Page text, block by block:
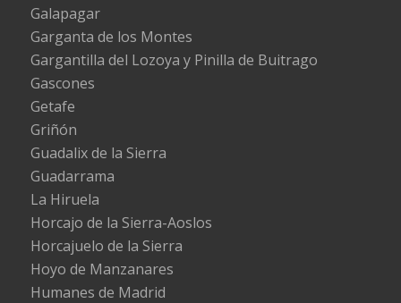
Galapagar
Garganta de los Montes
Gargantilla del Lozoya y Pinilla de Buitrago
Gascones
Getafe
Griñón
Guadalix de la Sierra
Guadarrama
La Hiruela
Horcajo de la Sierra-Aoslos
Horcajuelo de la Sierra
Hoyo de Manzanares
Humanes de Madrid